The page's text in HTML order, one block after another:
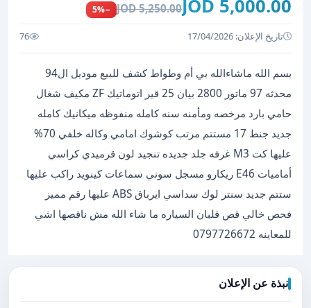
5,000.00 JOD
5,250.00 JOD
−5%
تاريخ الإعلان: 17/04/2026 76
بسم الله ماشاءالله بي أم وطواط كشف للبيع موديل ال94
محدثه 97 ماتور 2800 بيان 25 قير اتوماتيك ZF مكيف شغال
حامي بارد مرخصه ومأمنه سنه كامله منفوظه ميكانيك كامله
جديد جنط 17 مستتم مرتب كوشوك امامي وكاله خلفي 70%
عليها كت M3 غرفه جلد جديده تنجيد لون قرميدي كراسي
أماميات E46 ريكارو مسجل سوني سماعات كينويد راكب عليها
ستتم جديد سنتر لوك سداسي ايرباق ABS عليها رقم مميز
فحص خالي قص قلبان السياره ما شاء الله مش ناقصها اشي
للمعاينه 0797726672
نبذة عن الإعلان